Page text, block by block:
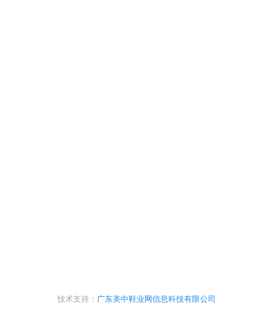
技术支持： 广东美中鞋业网信息科技有限公司